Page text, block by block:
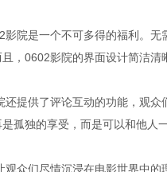
影院是一个不可多得的福利。
，0602影院的界面设计简洁清
还提供了评论互动的功能，观
孤独的享受，而是可以和他人
观众们尽情沉浸在电影世界中